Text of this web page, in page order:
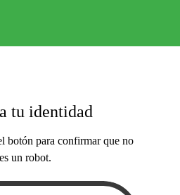
tu identidad
botón para confirmar que no
un robot.